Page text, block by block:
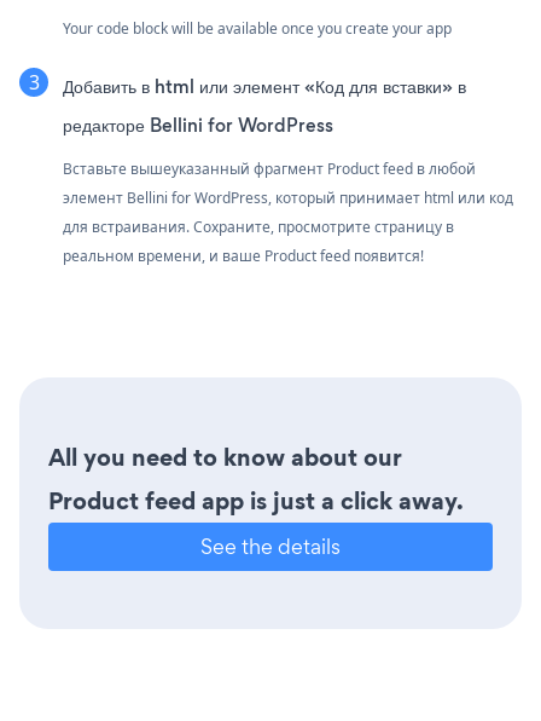
Your code block will be available once you create your app
Добавить в html или элемент «Код для вставки» в
редакторе Bellini for WordPress
Вставьте вышеуказанный фрагмент Product feed в любой
элемент Bellini for WordPress, который принимает html или код
для встраивания. Сохраните, просмотрите страницу в
реальном времени, и ваше Product feed появится!
All you need to know about our
Product feed app is just a click away.
See the details